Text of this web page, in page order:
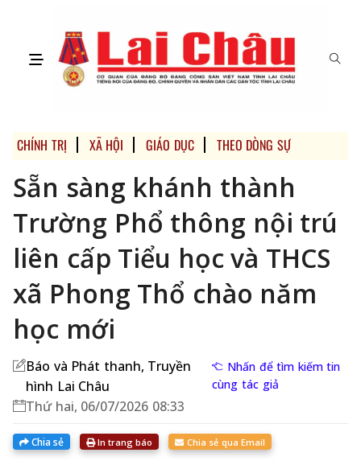
CHÍNH TRỊ XÃ HỘI GIÁO DỤC THEO DÒNG SỰ KIỆN
Sẵn sàng khánh thành
Trường Phổ thông nội trú
liên cấp Tiểu học và THCS
xã Phong Thổ chào năm
học mới
Báo và Phát thanh, Truyền
hình Lai Châu
Nhấn để tìm kiếm tin
cùng tác giả
Thứ hai, 06/07/2026 08:33
Chia sẻ In trang báo Chia sẻ qua Email